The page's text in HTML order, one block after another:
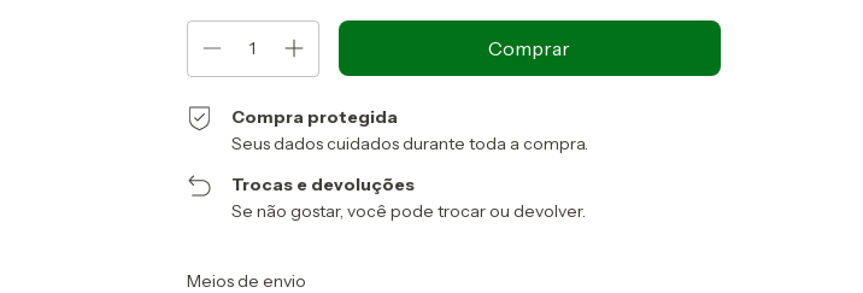
Compra protegida
Seus dados cuidados durante toda a compra.
Trocas e devoluções
Se não gostar, você pode trocar ou devolver.
Entregas para o CEP:
Meios de envio